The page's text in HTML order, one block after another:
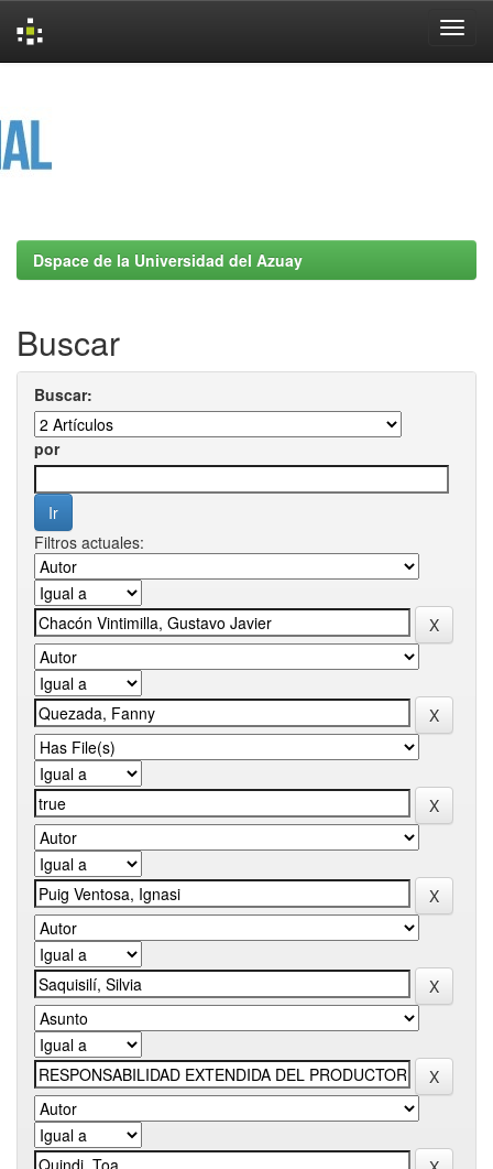
Dspace de la Universidad del Azuay
Buscar
Buscar:
por
Filtros actuales: